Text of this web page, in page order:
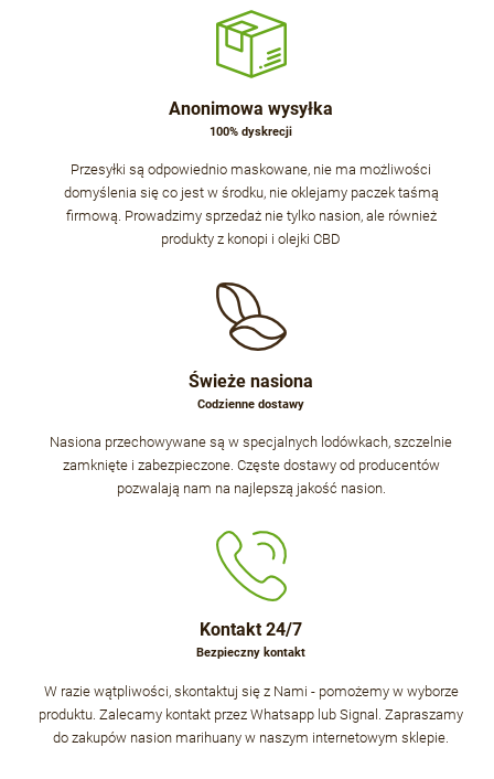
Anonimowa wysyłka
100% dyskrecji
Przesyłki są odpowiednio maskowane, nie ma możliwości
domyślenia się co jest w środku, nie oklejamy paczek taśmą
firmową. Prowadzimy sprzedaż nie tylko nasion, ale również
produkty z konopi i olejki CBD
Świeże nasiona
Codzienne dostawy
Nasiona przechowywane są w specjalnych lodówkach, szczelnie
zamknięte i zabezpieczone. Częste dostawy od producentów
pozwalają nam na najlepszą jakość nasion.
Kontakt 24/7
Bezpieczny kontakt
W razie wątpliwości, skontaktuj się z Nami - pomożemy w wyborze
produktu. Zalecamy kontakt przez Whatsapp lub Signal. Zapraszamy
do zakupów nasion marihuany w naszym internetowym sklepie.